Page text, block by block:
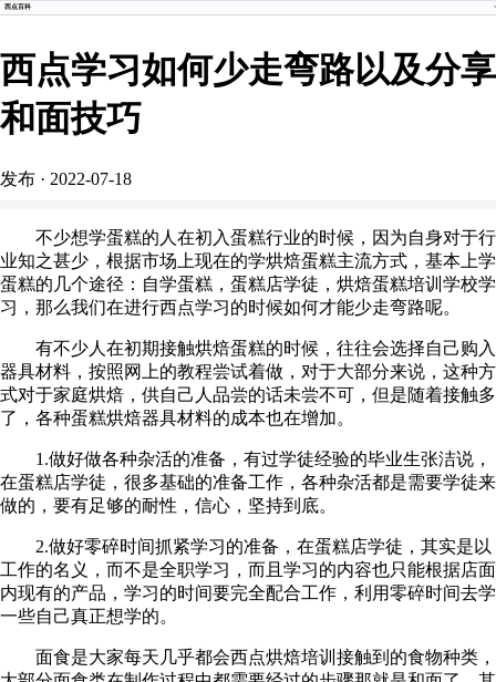
西点百科
西点学习如何少走弯路以及分享
和面技巧
发布 · 2022-07-18
不少想学蛋糕的人在初入蛋糕行业的时候，因为自身对于行
业知之甚少，根据市场上现在的学烘焙蛋糕主流方式，基本上学
蛋糕的几个途径：自学蛋糕，蛋糕店学徒，烘焙蛋糕培训学校学
习，那么我们在进行西点学习的时候如何才能少走弯路呢。
有不少人在初期接触烘焙蛋糕的时候，往往会选择自己购入
器具材料，按照网上的教程尝试着做，对于大部分来说，这种方
式对于家庭烘焙，供自己人品尝的话未尝不可，但是随着接触多
了，各种蛋糕烘焙器具材料的成本也在增加。
1.做好做各种杂活的准备，有过学徒经验的毕业生张洁说，
在蛋糕店学徒，很多基础的准备工作，各种杂活都是需要学徒来
做的，要有足够的耐性，信心，坚持到底。
2.做好零碎时间抓紧学习的准备，在蛋糕店学徒，其实是以
工作的名义，而不是全职学习，而且学习的内容也只能根据店面
内现有的产品，学习的时间要完全配合工作，利用零碎时间去学
一些自己真正想学的。
面食是大家每天几乎都会西点烘焙培训接触到的食物种类，